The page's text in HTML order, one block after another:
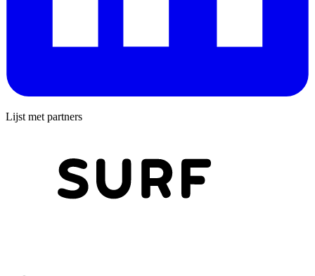
Lijst met partners